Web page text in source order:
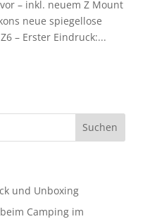
– inkl. neuem Z Mount
neue spiegellose
– Erster Eindruck:...
und Unboxing
Camping im